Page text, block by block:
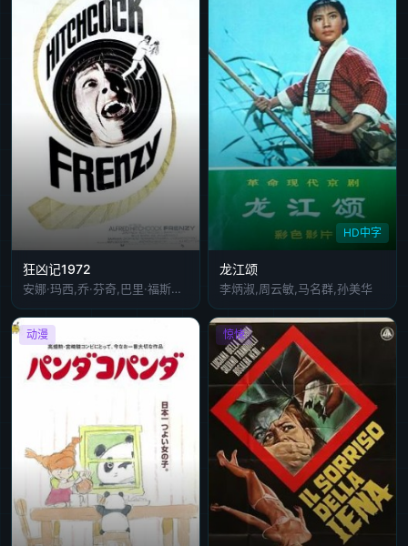
狂凶记1972
安娜·玛西,乔·芬奇,巴里·福斯特,芭芭拉·雷吉-亨特
HD中字
龙江颂
李炳淑,周云敏,马名群,孙美华
动漫 惊悚